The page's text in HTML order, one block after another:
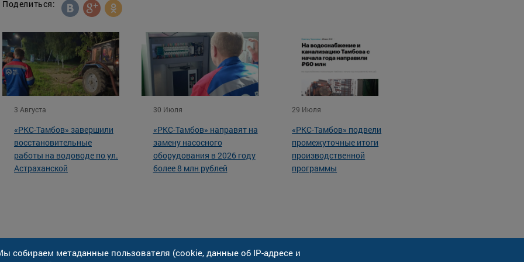
Поделиться:
3 Августа
«РКС-Тамбов» завершили
восстановительные
работы на водоводе по ул.
Астраханской
30 Июля
«РКС-Тамбов» направят на
замену насосного
оборудования в 2026 году
более 8 млн рублей
29 Июля
«РКС-Тамбов» подвели
промежуточные итоги
производственной
программы
собираем метаданные пользователя (cookie, данные об IP-адресе и